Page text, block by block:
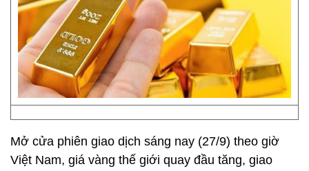
Mở cửa phiên giao dịch sáng nay (27/9) theo giờ
Việt Nam, giá vàng thế giới quay đầu tăng, giao